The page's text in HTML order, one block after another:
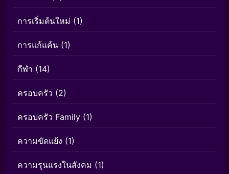
การเริ่มต้นใหม่ (1)
การแก้แค้น (1)
กีฬา (14)
ครอบครัว (2)
ครอบครัว Family (1)
ความขัดแย้ง (1)
ความรุนแรงในสังคม (1)